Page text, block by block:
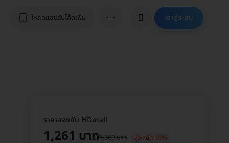
โหลดแอปรับโค้ดเพิ่ม ⋯ เข้าสู่ระบบ
ราคาจองกับ HDmall
1,261 บาท1,560 บาท ประหยัด 19%